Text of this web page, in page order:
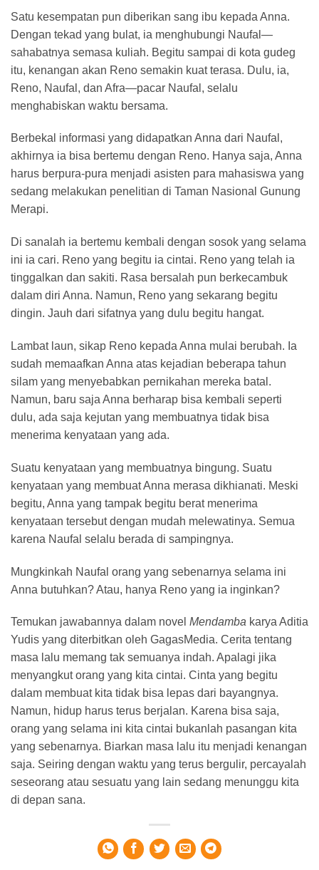
Satu kesempatan pun diberikan sang ibu kepada Anna.
Dengan tekad yang bulat, ia menghubungi Naufal—
sahabatnya semasa kuliah. Begitu sampai di kota gudeg
itu, kenangan akan Reno semakin kuat terasa. Dulu, ia,
Reno, Naufal, dan Afra—pacar Naufal, selalu
menghabiskan waktu bersama.
Berbekal informasi yang didapatkan Anna dari Naufal,
akhirnya ia bisa bertemu dengan Reno. Hanya saja, Anna
harus berpura-pura menjadi asisten para mahasiswa yang
sedang melakukan penelitian di Taman Nasional Gunung
Merapi.
Di sanalah ia bertemu kembali dengan sosok yang selama
ini ia cari. Reno yang begitu ia cintai. Reno yang telah ia
tinggalkan dan sakiti. Rasa bersalah pun berkecambuk
dalam diri Anna. Namun, Reno yang sekarang begitu
dingin. Jauh dari sifatnya yang dulu begitu hangat.
Lambat laun, sikap Reno kepada Anna mulai berubah. Ia
sudah memaafkan Anna atas kejadian beberapa tahun
silam yang menyebabkan pernikahan mereka batal.
Namun, baru saja Anna berharap bisa kembali seperti
dulu, ada saja kejutan yang membuatnya tidak bisa
menerima kenyataan yang ada.
Suatu kenyataan yang membuatnya bingung. Suatu
kenyataan yang membuat Anna merasa dikhianati. Meski
begitu, Anna yang tampak begitu berat menerima
kenyataan tersebut dengan mudah melewatinya. Semua
karena Naufal selalu berada di sampingnya.
Mungkinkah Naufal orang yang sebenarnya selama ini
Anna butuhkan? Atau, hanya Reno yang ia inginkan?
Temukan jawabannya dalam novel Mendamba karya Aditia
Yudis yang diterbitkan oleh GagasMedia. Cerita tentang
masa lalu memang tak semuanya indah. Apalagi jika
menyangkut orang yang kita cintai. Cinta yang begitu
dalam membuat kita tidak bisa lepas dari bayangnya.
Namun, hidup harus terus berjalan. Karena bisa saja,
orang yang selama ini kita cintai bukanlah pasangan kita
yang sebenarnya. Biarkan masa lalu itu menjadi kenangan
saja. Seiring dengan waktu yang terus bergulir, percayalah
seseorang atau sesuatu yang lain sedang menunggu kita
di depan sana.